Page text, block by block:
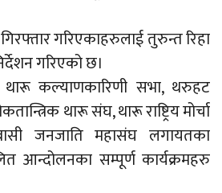
गरिएकाहरुलाई तुरुन्त रिहा
गरिएको छ।
कल्याणकारिणी सभा, थरुहट
थारू संघ, थारू राष्ट्रिय मोर्चा
जनजाति महासंघ लगायतका
आन्दोलनका सम्पूर्ण कार्यक्रमहरु